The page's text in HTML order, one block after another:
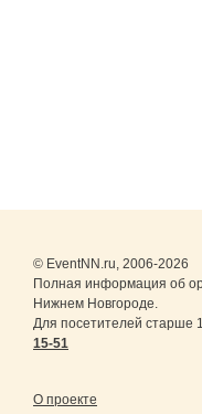
© EventNN.ru, 2006-2026
Полная информация об
Нижнем Новгороде.
Для посетителей старше
15-51
О проекте